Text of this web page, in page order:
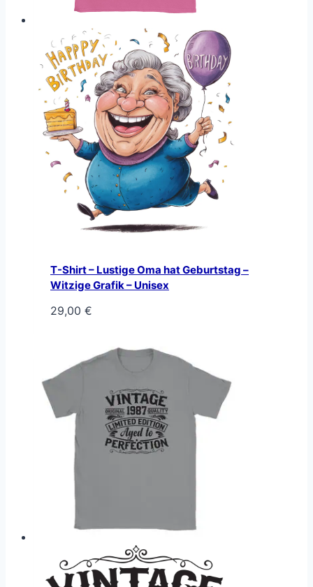
T-Shirt – Lustige Oma hat Geburtstag –
Witzige Grafik – Unisex
29,00 €